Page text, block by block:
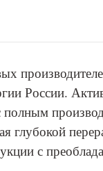
России.
глубокой
с